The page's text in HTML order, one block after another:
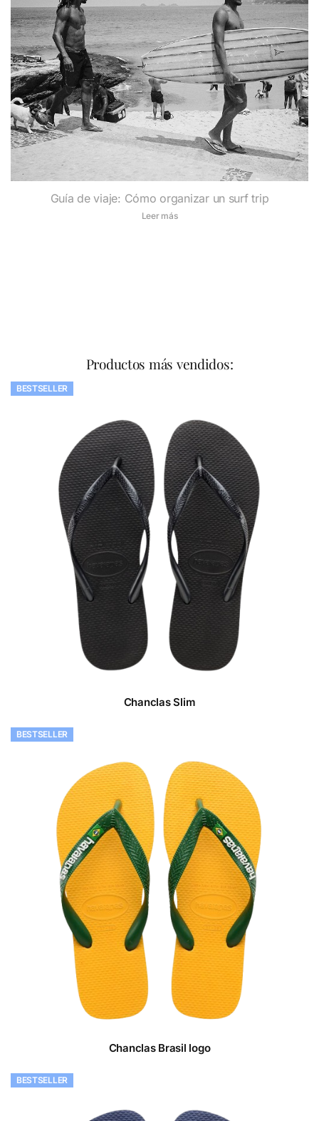
Guía de viaje: Cómo organizar un surf trip
Leer más
Productos más vendidos:
BESTSELLER
Chanclas Slim
BESTSELLER
Chanclas Brasil logo
BESTSELLER